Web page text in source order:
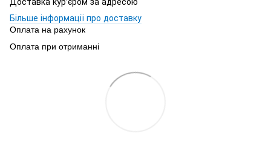
Більше інформації про доставку
Оплата на рахунок
Оплата при отриманні